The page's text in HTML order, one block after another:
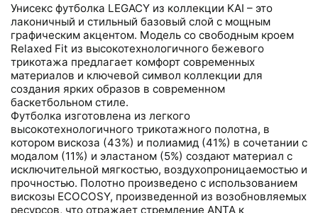
Унисекс футболка LEGACY из коллекции KAI – это
лаконичный и стильный базовый слой с мощным
графическим акцентом. Модель со свободным кроем
Relaxed Fit из высокотехнологичного бежевого
трикотажа предлагает комфорт современных
материалов и ключевой символ коллекции для
создания ярких образов в современном
баскетбольном стиле.
Футболка изготовлена из легкого
высокотехнологичного трикотажного полотна, в
котором вискоза (43%) и полиамид (41%) в сочетании с
модалом (11%) и эластаном (5%) создают материал с
исключительной мягкостью, воздухопроницаемостью и
прочностью. Полотно произведено с использованием
вискозы ECOCOSY, произведенной из возобновляемых
ресурсов, что отражает стремление ANTA к